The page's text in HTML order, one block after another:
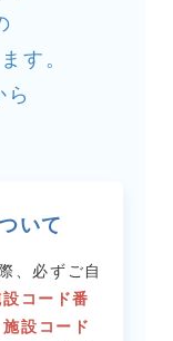
す。
ら
いて
、必ずご自
コード番
施設コード